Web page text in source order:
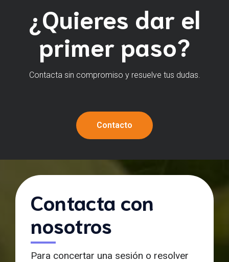
¿Quieres dar el
primer paso?
Contacta sin compromiso y resuelve tus dudas.
Contacto
Contacta con
nosotros
Para concertar una sesión o resolver